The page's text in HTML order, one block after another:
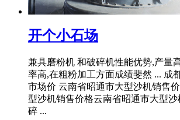
开个小石场
兼具磨粉机 和破碎机性能优势,产量
率高,在粗粉加工方面成绩斐然 ... 成
市场价 云南省昭通市大型沙机销售
型沙机销售价格云南省昭通市大型
碎 ...